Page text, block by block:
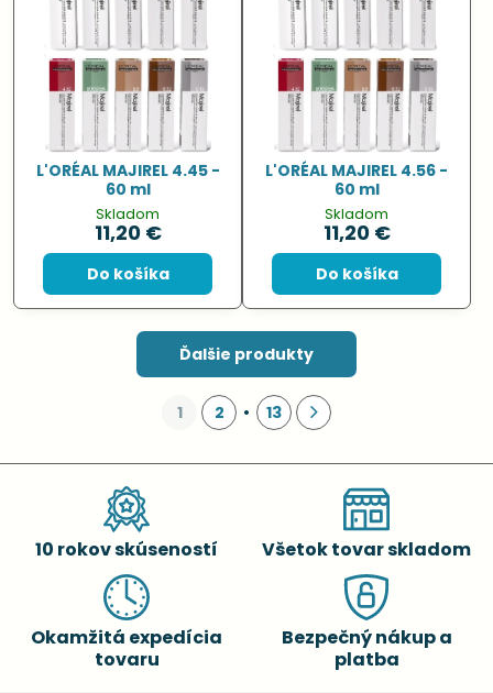
L'ORÉAL MAJIREL 4.45 -
60 ml
Skladom
11,20 €
Do košíka
L'ORÉAL MAJIREL 4.56 -
60 ml
Skladom
11,20 €
Do košíka
Ďalšie produkty
1 2 13
10 rokov skúseností Všetok tovar skladom
Okamžitá expedícia
tovaru
Bezpečný nákup a
platba